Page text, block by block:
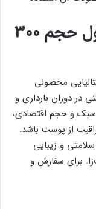
کرم ترک شکم بی بی کوکول حجم 300
300 میل ایتالیایی محصولی
دوران بارداری و
سبک و حجم اقتصادی،
از پوست باشد.
و زیبایی
برای سفارش و